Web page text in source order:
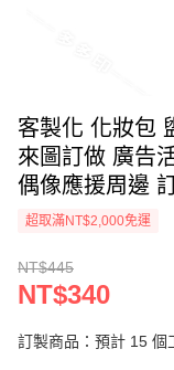
客製化 化妝包
來圖訂做 廣告
偶像應援周邊
超取滿NT$2,000免運
NT$445
NT$340
訂製商品：預計 15 個